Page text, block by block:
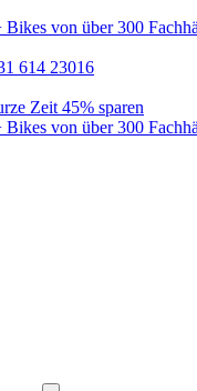
von über 300
614 23016
Zeit 45% sparen
von über 300